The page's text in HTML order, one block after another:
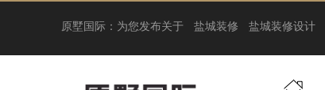
原墅国际：为您发布关于 盐城装修 盐城装修设计